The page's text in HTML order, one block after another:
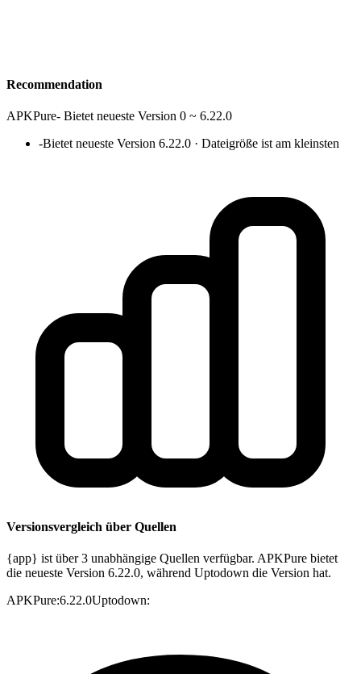
Recommendation
APKPure- Bietet neueste Version 0 ~ 6.22.0
-Bietet neueste Version 6.22.0 · Dateigröße ist am kleinsten
Versionsvergleich über Quellen
{app} ist über 3 unabhängige Quellen verfügbar. APKPure bietet
die neueste Version 6.22.0, während Uptodown die Version hat.
APKPure:6.22.0Uptodown: